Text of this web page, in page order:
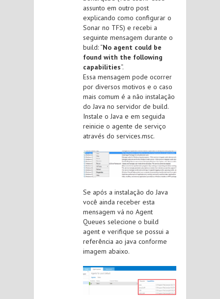
assunto em outro post
explicando como configurar o
Sonar no TFS) e recebi a
seguinte mensagem durante o
build: “No agent could be
found with the following
capabilities“.
Essa mensagem pode ocorrer
por diversos motivos e o caso
mais comum é a não instalação
do Java no servidor de build.
Instale o Java e em seguida
reinicie o agente de serviço
através do services.msc.
Se após a instalação do Java
você ainda receber esta
mensagem vá no Agent
Queues selecione o build
agent e verifique se possui a
referência ao java conforme
imagem abaixo.